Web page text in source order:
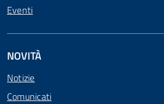
Eventi
NOVITÀ
Notizie
Comunicati